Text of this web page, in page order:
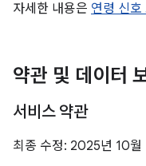
자세한 내용은 연령 신호
약관 및 데이터
서비스 약관
최종 수정: 2025년 10월